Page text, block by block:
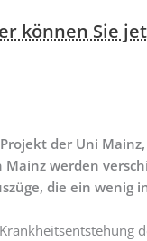
können Sie
der Uni
werden
die ein wenig